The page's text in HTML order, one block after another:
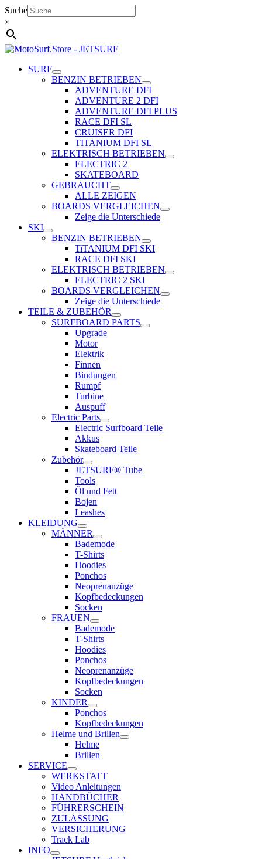
Zum
Inhalt
springen
Suche
×
SURF
BENZIN BETRIEBEN
ADVENTURE DFI
ADVENTURE 2 DFI
ADVENTURE DFI PLUS
RACE DFI SL
CRUISER DFI
TITANIUM DFI SL
ELEKTRISCH BETRIEBEN
ELECTRIC 2
SKATEBOARD
GEBRAUCHT
ALLE ZEIGEN
BOARDS VERGLEICHEN
Zeige die Unterschiede
SKI
BENZIN BETRIEBEN
TiTANIUM DFI SKI
RACE DFI SKI
ELEKTRISCH BETRIEBEN
ELECTRIC 2 SKI
BOARDS VERGLEICHEN
Zeige die Unterschiede
TEILE & ZUBEHÖR
SURFBOARD PARTS
Upgrade
Motor
Elektrik
Finnen
Bindungen
Rumpf
Turbine
Auspuff
Electric Parts
Electric Surfboard Teile
Akkus
Skateboard Teile
Zubehör
JETSURF® Tube
Tools
Öl und Fett
Bojen
Leashes
KLEIDUNG
MÄNNER
Bademode
T-Shirts
Hoodies
Ponchos
Neoprenanzüge
Kopfbedeckungen
Socken
FRAUEN
Bademode
T-Shirts
Hoodies
Ponchos
Neoprenanzüge
Kopfbedeckungen
Socken
KINDER
Ponchos
Kopfbedeckungen
Helme und Brillen
Helme
Brillen
SERVICE
WERKSTATT
Video Anleitungen
HANDBÜCHER
FÜHRERSCHEIN
ZULASSUNG
VERSICHERUNG
Track Lab
INFO